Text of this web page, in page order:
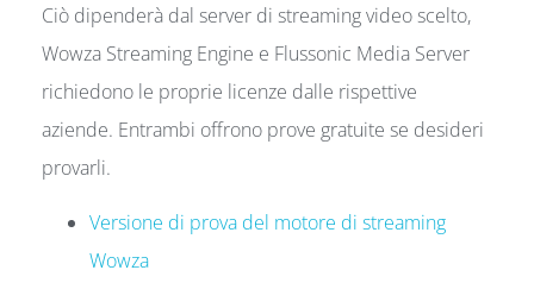
Ciò dipenderà dal server di streaming video scelto,
Wowza Streaming Engine e Flussonic Media Server
richiedono le proprie licenze dalle rispettive
aziende. Entrambi offrono prove gratuite se desideri
provarli.
Versione di prova del motore di streaming
Wowza